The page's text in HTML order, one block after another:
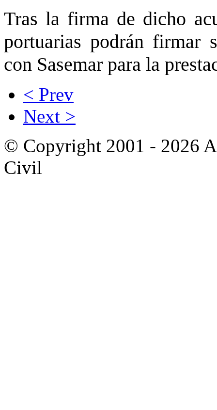
Tras la firma de dicho
portuarias podrán firmar
con Sasemar para la
< Prev
Next >
© Copyright 2001 - 2026
Civil